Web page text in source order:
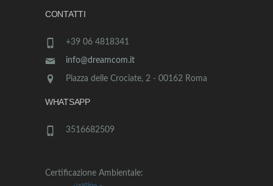
CONTATTI
+39 06 4818341
info@dreamcom.it
Piazza delle Crociate, 2 - 00162 Roma
WHATSAPP
3516682509
Certificazione Ambientale: